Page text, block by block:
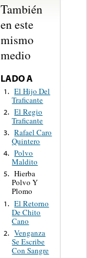
También
en este
mismo
medio
LADO A
1. El Hijo Del
Traficante
2. El Regio
Traficante
3. Rafael Caro
Quintero
4. Polvo
Maldito
5. Hierba
Polvo Y
Plomo
1. El Retorno
De Chito
Cano
2. Venganza
Se Escribe
Con Sangre